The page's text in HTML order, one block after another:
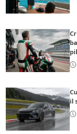
il